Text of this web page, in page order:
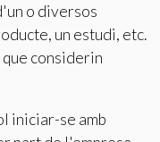
o diversos
un estudi, etc.
considerin
iniciar-se amb
Sempre activades
per recopilar
nostres serveis.
de la instal·lació
de configurar el
de tenir en
dificultats de